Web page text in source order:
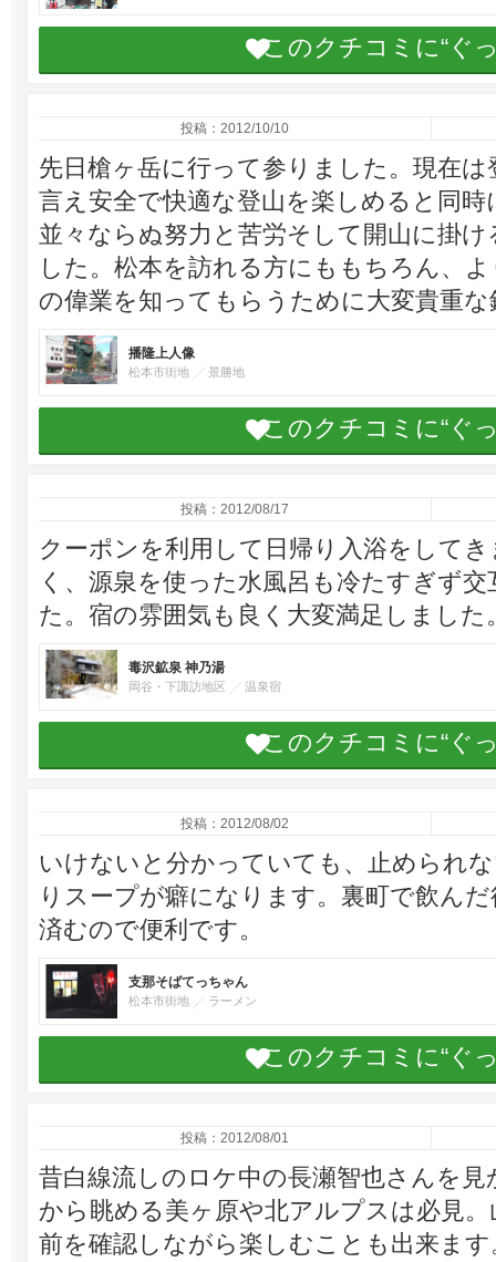
このクチコミに“ぐ
投稿：2012/10/10
先日槍ヶ岳に行って参りました。現在
言え安全で快適な登山を楽しめると同
並々ならぬ努力と苦労そして開山に掛
した。松本を訪れる方にももちろん、
の偉業を知ってもらうために大変貴重
播隆上人像
松本市街地 景勝地
このクチコミに“ぐ
投稿：2012/08/17
クーポンを利用して日帰り入浴をして
く、源泉を使った水風呂も冷たすぎず
た。宿の雰囲気も良く大変満足しました
毒沢鉱泉 神乃湯
岡谷・下諏訪地区 温泉宿
このクチコミに“ぐ
投稿：2012/08/02
いけないと分かっていても、止められ
りスープが癖になります。裏町で飲ん
済むので便利です。
支那そばてっちゃん
松本市街地 ラーメン
このクチコミに“ぐ
投稿：2012/08/01
昔白線流しのロケ中の長瀬智也さんを
から眺める美ヶ原や北アルプスは必見
前を確認しながら楽しむことも出来ま